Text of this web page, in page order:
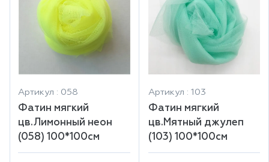
Артикул : 058
Фатин мягкий
цв.Лимонный неон
(058) 100*100см
Артикул : 103
Фатин мягкий
цв.Мятный джулеп
(103) 100*100см